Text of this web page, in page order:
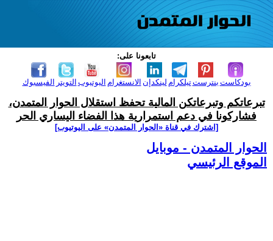
تابعونا على:
الفيسبوك التويتر اليوتيوب الانستغرام لينكدإن تيلكرامبنترست بودكاست
تبرعاتكم وتبرعاتكن المالية تحفظ استقلال الحوار المتمدن،
فشاركونا في دعم استمرارية هذا الفضاء اليساري الحر
[اشترك في قناة ‫«الحوار المتمدن» على اليوتيوب]
الحوار المتمدن - موبايل
الموقع الرئيسي